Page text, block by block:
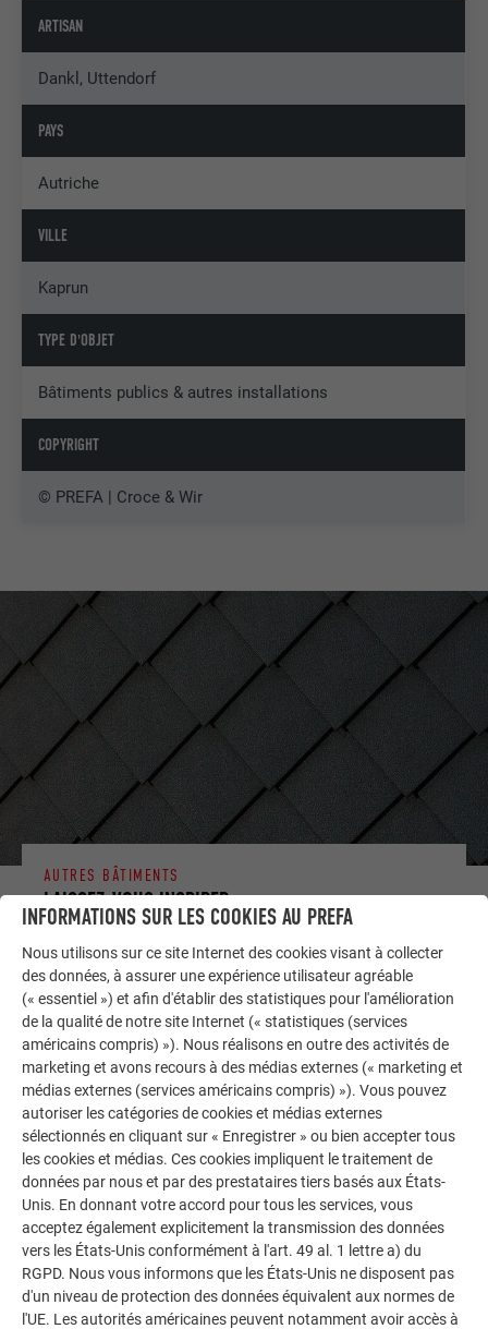
ARTISAN
Dankl, Uttendorf
PAYS
Autriche
VILLE
Kaprun
TYPE D'OBJET
Bâtiments publics & autres installations
COPYRIGHT
© PREFA | Croce & Wir
LAISSEZ-VOUS INSPIRER
AUTRES BÂTIMENTS
La galerie de références PREFA démontre la
polyvalence de l’aluminium. Découvrez d’autres projets
impressionnants avec les solutions en aluminium
durables de PREFA pour toitures, systèmes solaires et
façades.
VOIR DAVANTAGE DE RÉFÉRENCES
INFORMATIONS SUR LES COOKIES AU PREFA
Nous utilisons sur ce site Internet des cookies visant à collecter
des données, à assurer une expérience utilisateur agréable
(« essentiel ») et afin d'établir des statistiques pour l'amélioration
de la qualité de notre site Internet (« statistiques (services
américains compris) »). Nous réalisons en outre des activités de
marketing et avons recours à des médias externes (« marketing et
médias externes (services américains compris) »). Vous pouvez
autoriser les catégories de cookies et médias externes
sélectionnés en cliquant sur « Enregistrer » ou bien accepter tous
les cookies et médias. Ces cookies impliquent le traitement de
données par nous et par des prestataires tiers basés aux États-
Unis. En donnant votre accord pour tous les services, vous
acceptez également explicitement la transmission des données
vers les États-Unis conformément à l'art. 49 al. 1 lettre a) du
RGPD. Nous vous informons que les États-Unis ne disposent pas
d'un niveau de protection des données équivalent aux normes de
l'UE. Les autorités américaines peuvent notamment avoir accès à